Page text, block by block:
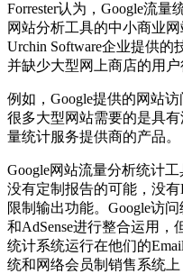
Forrester认为，Google流
网站分析工具的中小商业
Urchin Software企业提供的
并缺少大型网上商店的用
例如，Google提供的网站
很多大型网站需要的是具
量统计服务提供商的产品。
Google网站流量分析统计
没有定制报告的可能，没
限制输出功能。Google访
和AdSense进行整合运用
统计系统运行在他们的
统和网络会员制销售系统